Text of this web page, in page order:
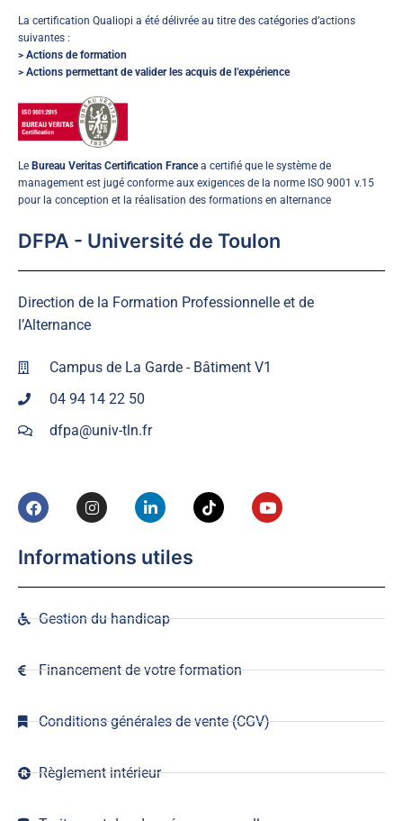
La certification Qualiopi a été délivrée au titre des catégories d’actions
suivantes :
> Actions de formation
> Actions permettant de valider les acquis de l’expérience
Le Bureau Veritas Certification Francea certifié que le système de
management est jugé conforme aux exigences de la norme ISO 9001 v.15
pour la conception et la réalisation des formations en alternance
DFPA - Université de Toulon
Direction de la Formation Professionnelle et de
l’Alternance
Campus de La Garde - Bâtiment V1
04 94 14 22 50
dfpa@univ-tln.fr
Informations utiles
Gestion du handicap
Financement de votre formation
Conditions générales de vente (CGV)
Règlement intérieur